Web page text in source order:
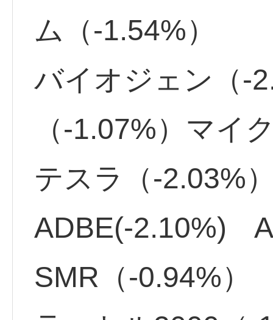
ム（-1.54%）
バイオジェン（-
（-1.07%）マイ
テスラ（-2.03%
ADBE(-2.10%)
SMR（-0.94%）